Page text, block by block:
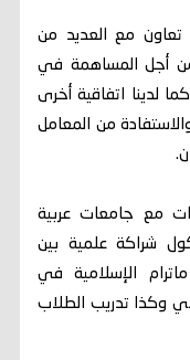
تعاون مع العديد من
من أجل المساهمة في
لدينا اتفاقية أخرى
من المعامل
مع جامعات عربية
شراكة علمية بين
الإسلامية في
وكذا تدريب الطلاب